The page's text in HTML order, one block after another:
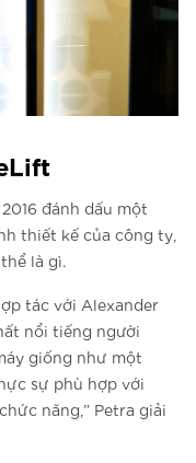
đánh dấu một
thiết kế của công ty,
là gì.
tác với Alexander
nổi tiếng người
giống như một
sự phù hợp với
năng,” Petra giải